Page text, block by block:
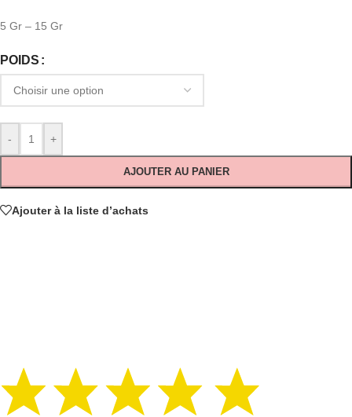
5 Gr – 15 Gr
POIDS
- +
AJOUTER AU PANIER
Ajouter à la liste d’achats